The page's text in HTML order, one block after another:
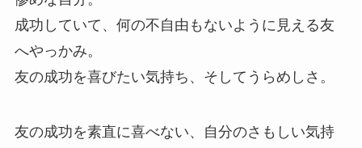
成功していて、何の不自由もないように見える友
へやっかみ。
友の成功を喜びたい気持ち、そしてうらめしさ。
友の成功を素直に喜べない、自分のさもしい気持